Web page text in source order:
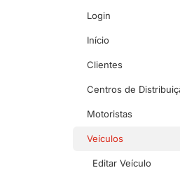
Login
Início
Clientes
Centros de
Motoristas
Veículos
Editar Veículo